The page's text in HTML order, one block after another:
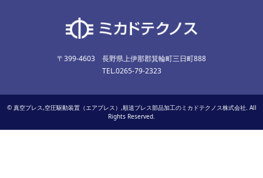
〒399-4603 長野県上伊那郡箕輪町三日町888
TEL.0265-79-2323
© 真空プレス,空圧駆動装置（エアプレス）,順送プレス部品加工のミカドテクノス株式会社. All
Rights Reserved.